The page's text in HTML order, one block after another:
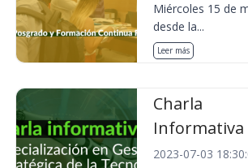
Miércoles 15 de
desde la...
Leer más
Charla
Informativa
2023-07-03